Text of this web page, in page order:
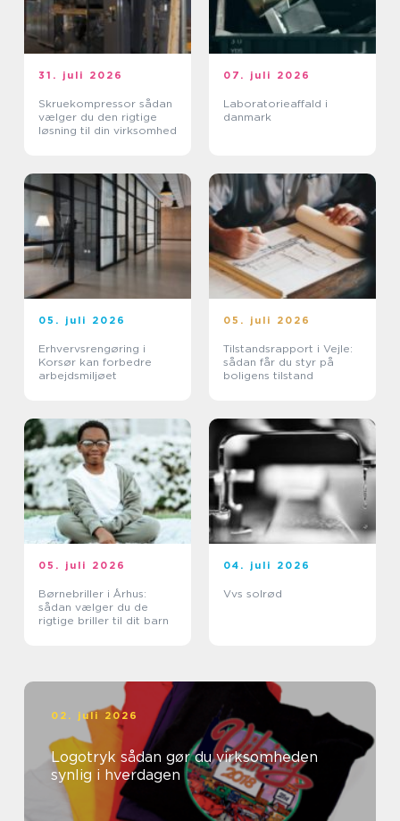
31. juli 2026
Skruekompressor sådan
vælger du den rigtige
løsning til din virksomhed
07. juli 2026
Laboratorieaffald i
danmark
05. juli 2026
Erhvervsrengøring i
Korsør kan forbedre
arbejdsmiljøet
05. juli 2026
Tilstandsrapport i Vejle:
sådan får du styr på
boligens tilstand
05. juli 2026
Børnebriller i Århus:
sådan vælger du de
rigtige briller til dit barn
04. juli 2026
Vvs solrød
02. juli 2026
Logotryk sådan gør du virksomheden
synlig i hverdagen